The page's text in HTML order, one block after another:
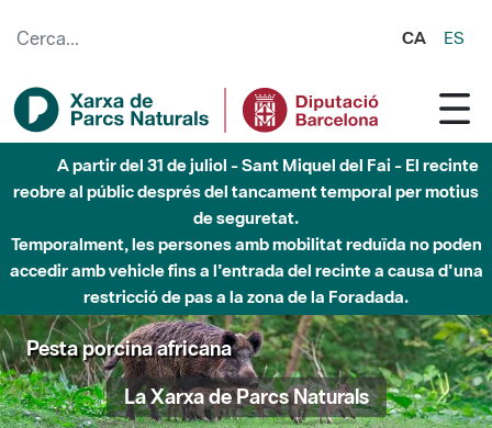
CA ES
A partir del 31 de juliol - Sant Miquel del Fai - El recinte
reobre al públic després del tancament temporal per motius
de seguretat.
Temporalment, les persones amb mobilitat reduïda no poden
accedir amb vehicle fins a l'entrada del recinte a causa d'una
restricció de pas a la zona de la Foradada.
Pesta porcina africana
La Xarxa de Parcs Naturals